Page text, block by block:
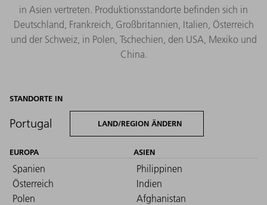
in Asien vertreten. Produktionsstandorte befinden sich in
Deutschland, Frankreich, Großbritannien, Italien, Österreich
und der Schweiz, in Polen, Tschechien, den USA, Mexiko und
China.
STANDORTE IN
Portugal LAND/REGION ÄNDERN
EUROPA
Spanien
Österreich
Polen
ASIEN
Philippinen
Indien
Afghanistan